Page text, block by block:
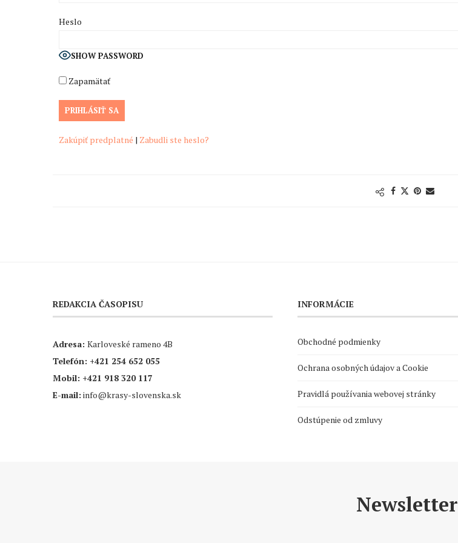
Heslo
SHOW PASSWORD
Zapamätať
Zakúpiť predplatné | Zabudli ste heslo?
REDAKCIA ČASOPISU
Adresa: Karloveské rameno 4B
Telefón: +421 254 652 055
Mobil: +421 918 320 117
E-mail: info@krasy-slovenska.sk
INFORMÁCIE
Obchodné podmienky
Ochrana osobných údajov a Cookie
Pravidlá používania webovej stránky
Odstúpenie od zmluvy
Newsletter